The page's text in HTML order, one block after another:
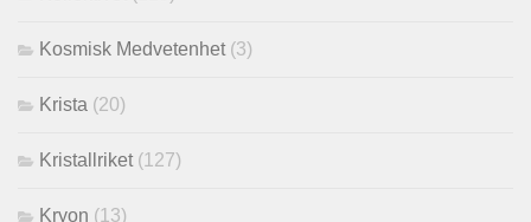
Kosmisk Medvetenhet (3)
Krista (20)
Kristallriket (127)
Kryon (13)